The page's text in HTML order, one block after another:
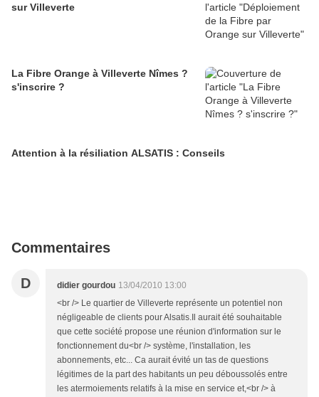
sur Villeverte
La Fibre Orange à Villeverte Nîmes ?
s'inscrire ?
Attention à la résiliation ALSATIS : Conseils
Commentaires
D didier gourdou 13/04/2010 13:00
<br /> Le quartier de Villeverte représente un potentiel non
négligeable de clients pour Alsatis.Il aurait été souhaitable
que cette société propose une réunion d'information sur le
fonctionnement du<br /> système, l'installation, les
abonnements, etc... Ca aurait évité un tas de questions
légitimes de la part des habitants un peu déboussolés entre
les atermoiements relatifs à la mise en service et,<br /> à